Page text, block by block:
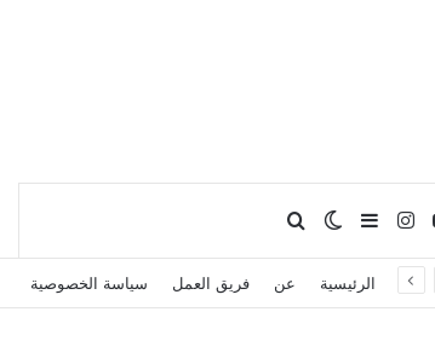
يوتيوبانستقرامإضافة عمود جانبي
الوضع المظلم
بحث عن
الرئيسية عن فريق العمل سياسة الخصوصية